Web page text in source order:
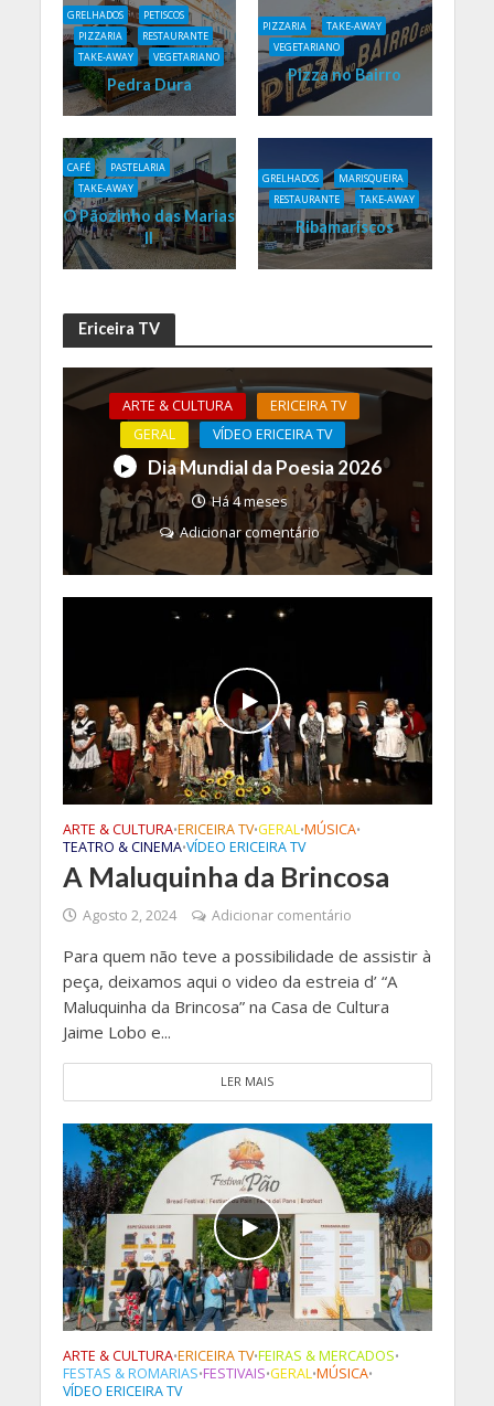
GRELHADOS
PETISCOS
PIZZARIA
RESTAURANTE
TAKE-AWAY
VEGETARIANO
Pedra Dura
PIZZARIA
TAKE-AWAY
VEGETARIANO
Pizza no Bairro
CAFÉ
PASTELARIA
TAKE-AWAY
O Pãozinho das Marias
II
GRELHADOS
MARISQUEIRA
RESTAURANTE
TAKE-AWAY
Ribamariscos
Ericeira TV
ARTE & CULTURA
ERICEIRA TV
GERAL
VÍDEO ERICEIRA TV
Dia Mundial da Poesia 2026
Há 4 meses
Adicionar comentário
ARTE & CULTURA•ERICEIRA TV•GERAL•MÚSICA•
TEATRO & CINEMA•VÍDEO ERICEIRA TV
A Maluquinha da Brincosa
Agosto 2, 2024 Adicionar comentário
Para quem não teve a possibilidade de assistir à
peça, deixamos aqui o video da estreia d’ “A
Maluquinha da Brincosa” na Casa de Cultura
Jaime Lobo e...
LER MAIS
ARTE & CULTURA•ERICEIRA TV•FEIRAS & MERCADOS•
FESTAS & ROMARIAS•FESTIVAIS•GERAL•MÚSICA•
VÍDEO ERICEIRA TV